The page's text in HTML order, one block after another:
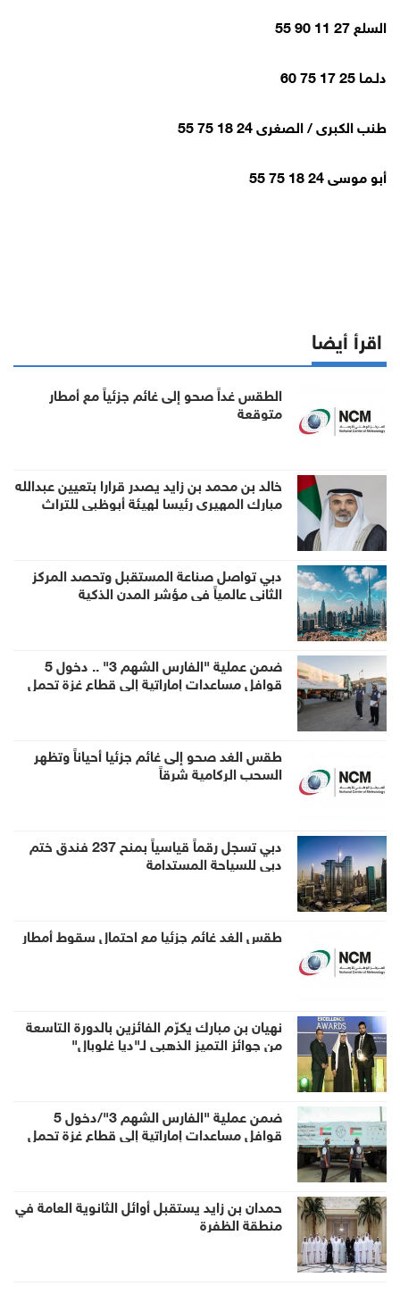
السلع 27 11 90 55
دلـمـا 25 17 75 60
طنب الكبرى / الصغرى 24 18 75 55
أبو موسى 24 18 75 55
اقرأ أيضا
الطقس غداً صحو إلى غائم جزئياً مع أمطار
متوقعة
خالد بن محمد بن زايد يصدر قرارا بتعيين عبدالله
مبارك المهيري رئيسا لهيئة أبوظبي للتراث
دبي تواصل صناعة المستقبل وتحصد المركز
الثاني عالمياً في مؤشر المدن الذكية
ضمن عملية "الفارس الشهم 3" .. دخول 5
قوافل مساعدات إماراتية إلى قطاع غزة تحمل
طقس الغد صحو إلى غائم جزئيا أحياناً وتظهر
السحب الركامية شرقاً
دبي تسجل رقماً قياسياً بمنح 237 فندق ختم
دبي للسياحة المستدامة
طقس الغد غائم جزئيا مع احتمال سقوط أمطار
نهيان بن مبارك يكرّم الفائزين بالدورة التاسعة
من جوائز التميز الذهبي لـ"ديا غلوبال"
ضمن عملية "الفارس الشهم 3"/دخول 5
قوافل مساعدات إماراتية إلى قطاع غزة تحمل
حمدان بن زايد يستقبل أوائل الثانوية العامة في
منطقة الظفرة